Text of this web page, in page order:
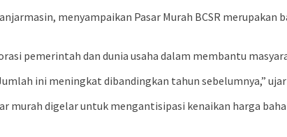
menyampaikan Pasar Murah BCSR
pemerintah dan dunia usaha dalam membantu
ini meningkat dibandingkan tahun sebelumnya,”
murah digelar untuk mengantisipasi kenaikan harga